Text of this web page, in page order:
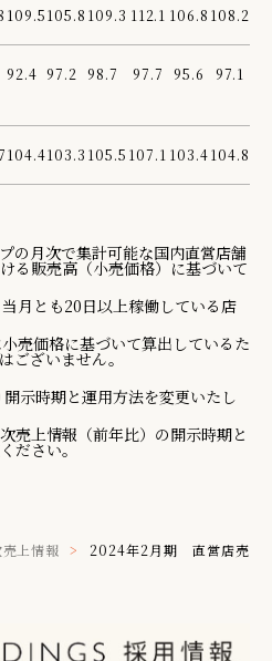
109.5105.8 109.3 112.1 106.8 108.2
92.4 97.2 98.7 97.7 95.6 97.1
104.4103.3 105.5 107.1 103.4104.8
の月次で集計可能な国内直営店舗
る販売高（小売価格）に基づいて
月とも20日以上稼働している店
売価格に基づいて算出しているた
ございません。
示時期と運用方法を変更いたし
売上情報（前年比）の開示時期と
ださい。
売上情報
2024年2月期 直営店売